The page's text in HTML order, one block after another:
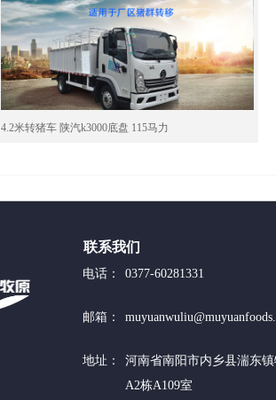
4.2米转猪车 陕汽k3000底盘 115马力
联系我们
电话： 0377-60281331
邮箱：
地址：
河南省南阳市内乡县湍东
A2栋A109室